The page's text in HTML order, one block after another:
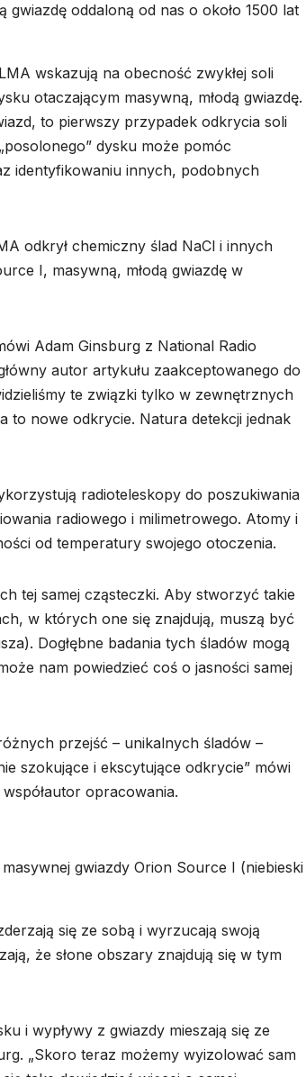
oddaloną od nas o około 1500 lat
wskazują na obecność zwykłej soli
otaczającym masywną, młodą gwiazdę.
to pierwszy przypadek odkrycia soli
dysku może pomóc
identyfikowaniu innych, podobnych
odkrył chemiczny ślad NaCl i innych
I, masywną, młodą gwiazdę w
Adam Ginsburg z National Radio
autor artykułu zaakceptowanego do
te związki tylko w zewnętrznych
to nowe odkrycie. Natura detekcji jednak
radioteleskopy do poszukiwania
radiowego i milimetrowego. Atomy i
od temperatury swojego otoczenia.
tej samej cząsteczki. Aby stworzyć takie
w których one się znajdują, muszą być
Dogłębne badania tych śladów mogą
nam powiedzieć coś o jasności samej
przejść – unikalnych śladów –
szokujące i ekscytujące odkrycie” mówi
opracowania.
gwiazdy Orion Source I (niebieski
się ze sobą i wyrzucają swoją
że słone obszary znajdują się w tym
i wypływy z gwiazdy mieszają się ze
„Skoro teraz możemy wyizolować sam